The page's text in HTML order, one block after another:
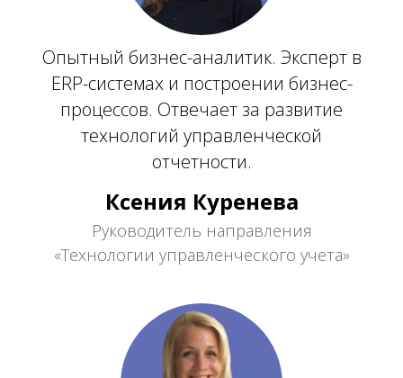
Опытный бизнес-аналитик. Эксперт в
ERP-системах и построении бизнес-
процессов. Отвечает за развитие
технологий управленческой
отчетности.
Ксения Куренева
Руководитель направления
«Технологии управленческого учета»